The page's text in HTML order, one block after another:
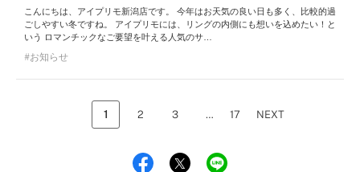
こんにちは、アイプリモ新潟店です。 今年はお天気の良い日も多く、比較的過
ごしやすい冬ですね。 アイプリモには、リングの内側にも想いを込めたい！と
いう ロマンチックなご要望を叶える人気のサ…
お知らせ
1 2 3 … 17 NEXT